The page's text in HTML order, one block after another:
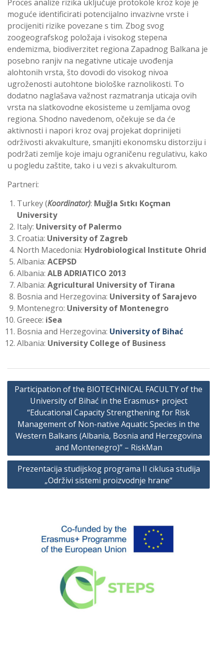
Proces analize rizika uključuje protokole kroz koje je
moguće identificirati potencijalno invazivne vrste i
procijeniti rizike povezane s tim. Zbog svog
zoogeografskog položaja i visokog stepena
endemizma, biodiverzitet regiona Zapadnog Balkana je
posebno ranjiv na negativne uticaje uvođenja
alohtonih vrsta, što dovodi do visokog nivoa
ugroženosti autohtone biološke raznolikosti. To
dodatno naglašava važnost razmatranja uticaja ovih
vrsta na slatkovodne ekosisteme u zemljama ovog
regiona. Shodno navedenom, očekuje se da će
aktivnosti i napori kroz ovaj projekat doprinijeti
održivosti akvakulture, smanjiti ekonomsku distorziju i
podržati zemlje koje imaju ograničenu regulativu, kako
u pogledu zaštite, tako i u vezi s akvakulturom.
Partneri:
Turkey (Koordinator): Muğla Sıtkı Koçman
University
Italy: University of Palermo
Croatia: University of Zagreb
North Macedonia: Hydrobiological Institute Ohrid
Albania: ACEPSD
Albania: ALB ADRIATICO 2013
Albania: Agricultural University of Tirana
Bosnia and Herzegovina: University of Sarajevo
Montenegro: University of Montenegro
Greece: iSea
Bosnia and Herzegovina: University of Bihać
Albania: University College of Business
Navigacija
članaka
Participation of the BIOTECHNICAL FACULTY of the
University of Bihać in the Erasmus+ project
“Educational Capacity Strengthening for Risk
Management of Non-native Aquatic Species in the
Western Balkans (Albania, Bosnia and Herzegovina
and Montenegro)” – RiskMan
Prezentacija studijskog programa II ciklusa studija
„Održivi sistemi proizvodnje hrane“